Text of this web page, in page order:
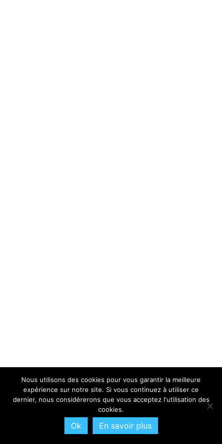
Nous utilisons des cookies pour vous garantir la meilleure
expérience sur notre site. Si vous continuez à utiliser ce
dernier, nous considérerons que vous acceptez l'utilisation des
cookies.
Ok En savoir plus